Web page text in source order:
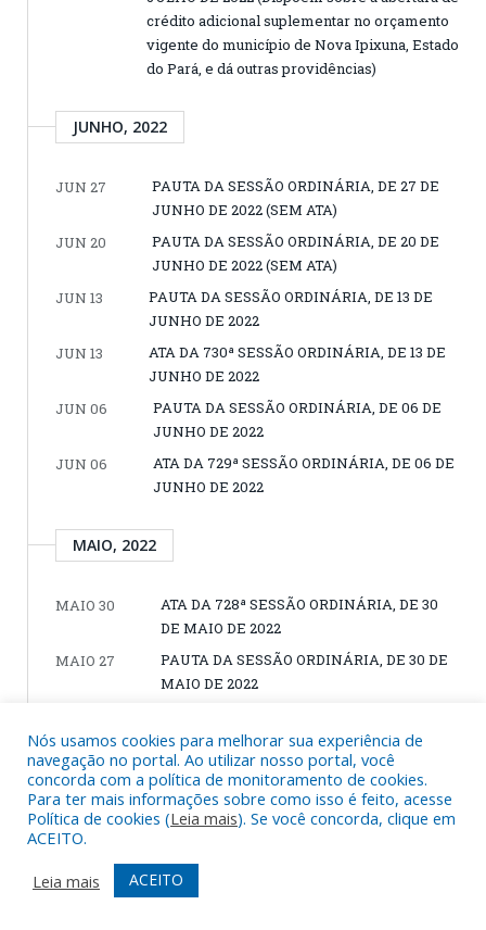
crédito adicional suplementar no orçamento
vigente do município de Nova Ipixuna, Estado
do Pará, e dá outras providências)
JUNHO, 2022
JUN 27
PAUTA DA SESSÃO ORDINÁRIA, DE 27 DE
JUNHO DE 2022 (SEM ATA)
JUN 20
PAUTA DA SESSÃO ORDINÁRIA, DE 20 DE
JUNHO DE 2022 (SEM ATA)
JUN 13
PAUTA DA SESSÃO ORDINÁRIA, DE 13 DE
JUNHO DE 2022
JUN 13
ATA DA 730ª SESSÃO ORDINÁRIA, DE 13 DE
JUNHO DE 2022
JUN 06
PAUTA DA SESSÃO ORDINÁRIA, DE 06 DE
JUNHO DE 2022
JUN 06
ATA DA 729ª SESSÃO ORDINÁRIA, DE 06 DE
JUNHO DE 2022
MAIO, 2022
MAIO 30
ATA DA 728ª SESSÃO ORDINÁRIA, DE 30
DE MAIO DE 2022
MAIO 27
PAUTA DA SESSÃO ORDINÁRIA, DE 30 DE
MAIO DE 2022
MAIO DE 2022 (Dispõe sobre nova
demonização da E.M.E.F Prof. Maria Irany
Rodrigues da Silva, localizada na Avenida
Brasil, neste município de Nova Ipixuna, e
dá outras providências)
ATA DA 727ª SESSÃO ORDINÁRIA, DE 23 DE
MAIO DE 2022
Nós usamos cookies para melhorar sua experiência de
navegação no portal. Ao utilizar nosso portal, você
concorda com a política de monitoramento de cookies.
Para ter mais informações sobre como isso é feito, acesse
Política de cookies (Leia mais). Se você concorda, clique em
ACEITO.
Leia mais
ACEITO